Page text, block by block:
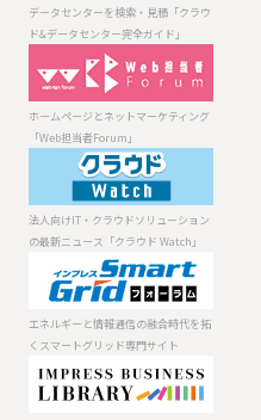
「クラウド&デー
タセンター完全
「Think IT」
ホームページと
ネットマーケテ
ィング「Web担
当者Forum」
インターネット
メディアの総合
研究所 調査報
法人向けIT・ク
ラウドソリュー
ションの最新ニ
ュース「クラウ
日本のITを変え
「IT Leaders」
エネルギーと情
報通信の融合時
代を拓くスマー
トグリッド専門
ECに携わる人の
ためのメディア
「ネットショッ
プ担当者フォー
製品 ⁄ サービスの
資料を入手
デジタルが生み
だす未来を考え
データセンターを検索・見積「クラウ
ド&データセンター完全ガイド」
ホームページとネットマーケティング
「Web担当者Forum」
法人向けIT・クラウドソリューション
の最新ニュース「クラウド Watch」
エネルギーと情報通信の融合時代を拓
くスマートグリッド専門サイト